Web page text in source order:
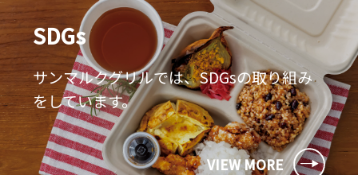
SDGs
サンマルクグリルでは、SDGsの取り組み
をしています。
VIEW MORE